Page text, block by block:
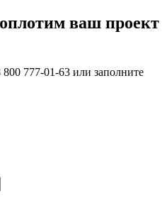
ваш проект
777-01-63 или заполните